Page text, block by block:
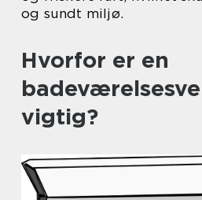
og sundt miljø.
Hvorfor er en
vigtig?